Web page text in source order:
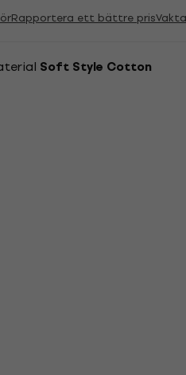
Rapportera ett bättre pris
Soft Style Cotton